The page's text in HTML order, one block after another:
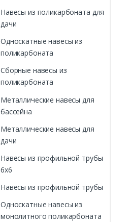
Навесы из поликарбоната для
дачи
Односкатные навесы из
поликарбоната
Сборные навесы из
поликарбоната
Металлические навесы для
бассейна
Металлические навесы для
дачи
Навесы из профильной трубы
6х6
Навесы из профильной трубы
Односкатные навесы из
монолитного поликарбоната